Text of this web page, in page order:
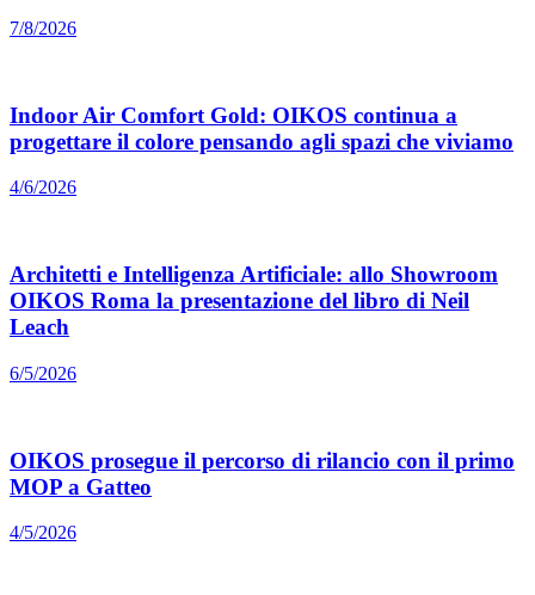
7/8/2026
Indoor Air Comfort Gold: OIKOS continua a
progettare il colore pensando agli spazi che viviamo
4/6/2026
Architetti e Intelligenza Artificiale: allo Showroom
OIKOS Roma la presentazione del libro di Neil
Leach
6/5/2026
OIKOS prosegue il percorso di rilancio con il primo
MOP a Gatteo
4/5/2026